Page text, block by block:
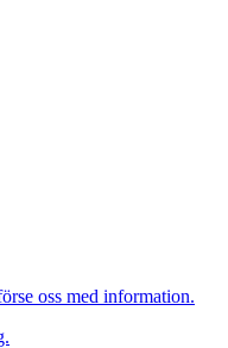
oss med information.